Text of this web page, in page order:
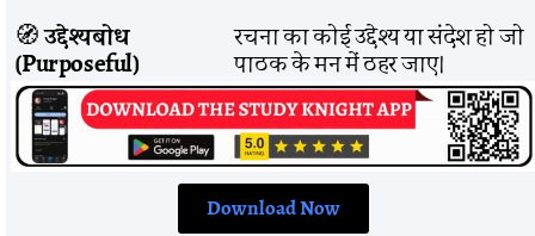
🧭उद्देश्यबोध
(Purposeful)
रचना का कोई उद्देश्य या संदेश हो जो
पाठक के मन में ठहर जाए।
Download Now